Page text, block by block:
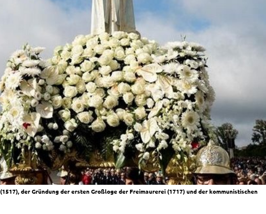
der Gründung der ersten Großloge der Freimaurerei (1717) und der kommunistischen